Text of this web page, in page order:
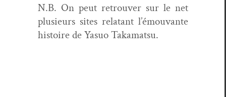
N.B. On peut retrou­ver sur le net
plusieurs sites rela­tant l’émouvante
his­toire de Yasuo Takamatsu.